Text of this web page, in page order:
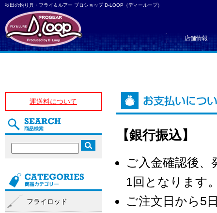
秋田の釣り具・フライ＆ルアー プロショップ D-LOOP（ディーループ）
店舗情報
【銀行振込】
ご入金確認後
1回となります
ご注文日から5
運送料について
フライロッド